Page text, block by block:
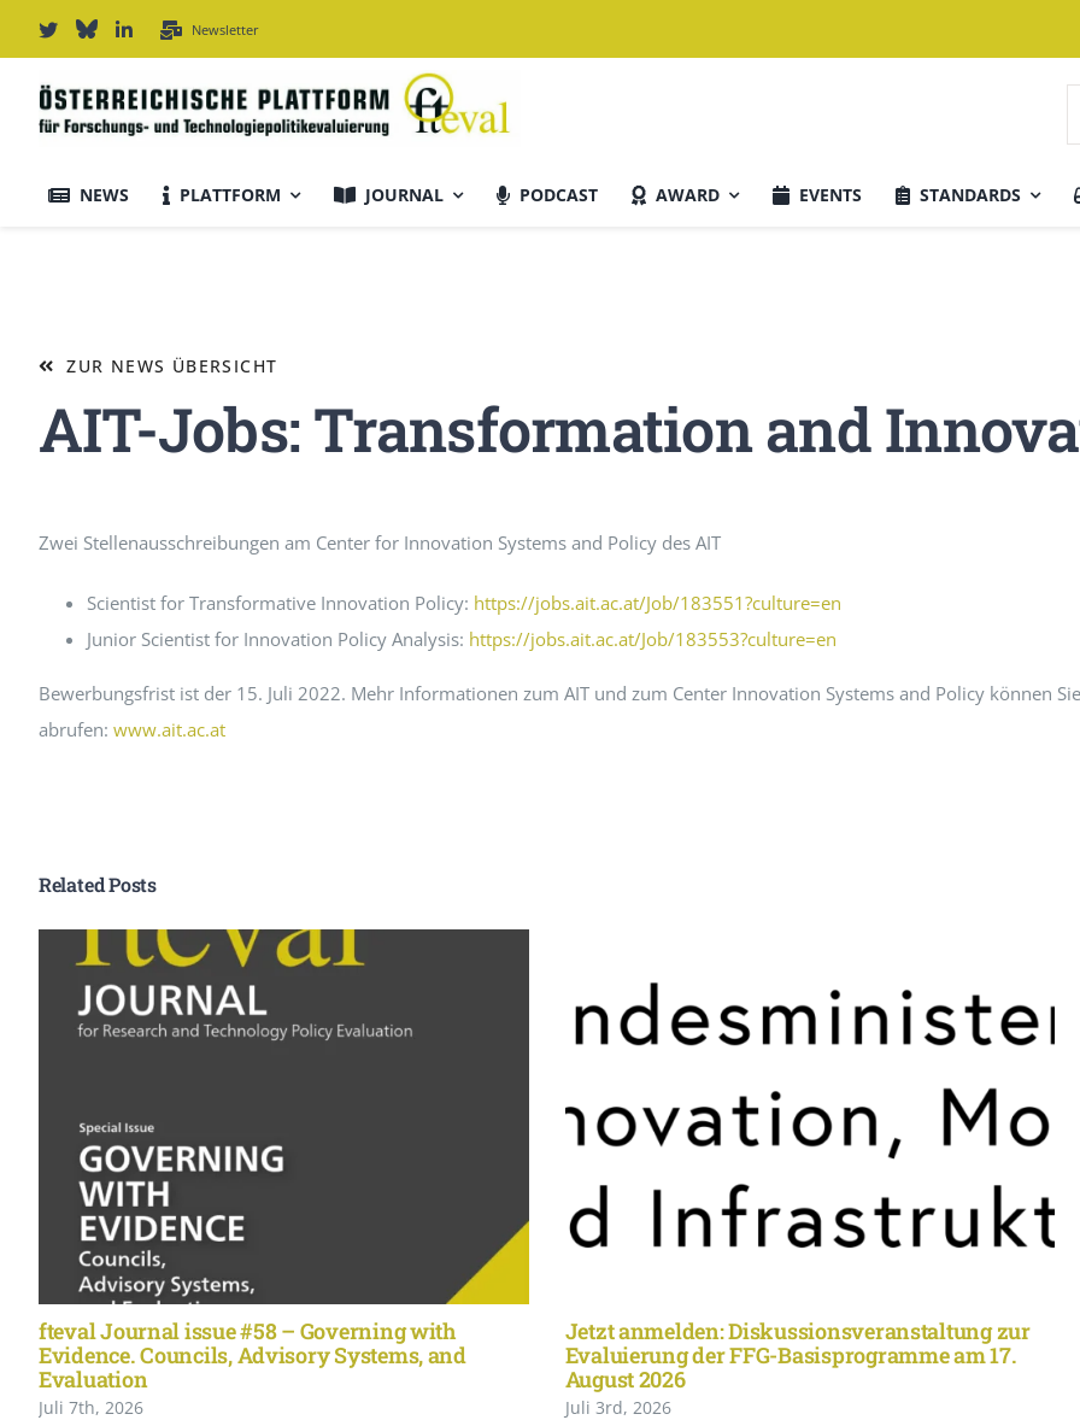
Inhalt
springen
Newsletter
NEWS PLATTFORM JOURNAL
Für Autor:innen
Peer Review Policy
Journal Archiv
PODCAST AWARD EVENTS STANDARDS
ZUR NEWS ÜBERSICHT
AIT-Jobs: Transformation and
Zwei Stellenausschreibungen am Center for Innovation Systems and Policy des AIT
Scientist for Transformative Innovation Policy: https://jobs.ait.ac.at/Job/183551?culture=en
Junior Scientist for Innovation Policy Analysis: https://jobs.ait.ac.at/Job/183553?culture=en
Bewerbungsfrist ist der 15. Juli 2022. Mehr Informationen zum AIT und zum Center Innovation Systems and Policy können
abrufen: www.ait.ac.at
Related Posts
fteval Journal issue #58 – Governing with
Evidence. Councils, Advisory Systems, and
Evaluation
Juli 7th, 2026
Jetzt anmelden: Diskussionsveranstaltung zur
Evaluierung der FFG-Basisprogramme am 17.
August 2026
Juli 3rd, 2026